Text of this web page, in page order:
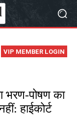
VIP MEMBER LOGIN
भरण-पोषण का
हाईकोर्ट